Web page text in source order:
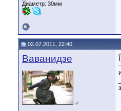
Диаметр: 30мм
02.07.2011, 22:40
Ваванидзе
♂